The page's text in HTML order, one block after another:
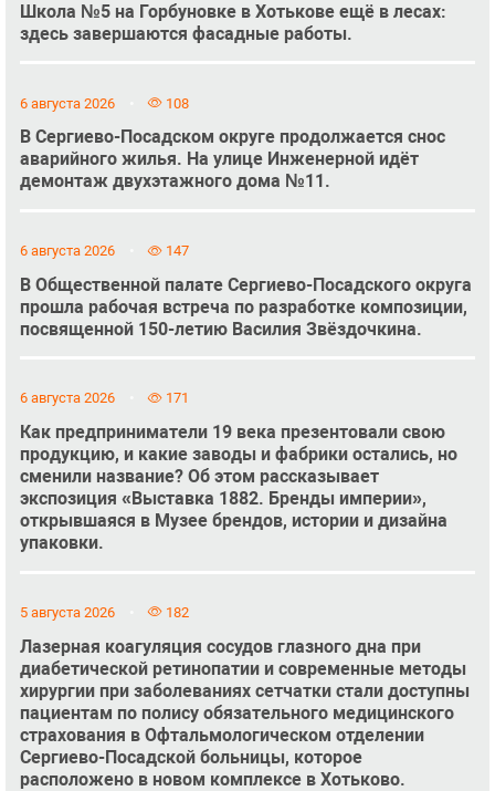
Школа №5 на Горбуновке в Хотькове ещё в лесах:
здесь завершаются фасадные работы.
6 августа 2026 108
В Сергиево-Посадском округе продолжается снос
аварийного жилья. На улице Инженерной идёт
демонтаж двухэтажного дома №11.
6 августа 2026 147
В Общественной палате Сергиево-Посадского округа
прошла рабочая встреча по разработке композиции,
посвященной 150-летию Василия Звёздочкина.
6 августа 2026 171
Как предприниматели 19 века презентовали свою
продукцию, и какие заводы и фабрики остались, но
сменили название? Об этом рассказывает
экспозиция «Выставка 1882. Бренды империи»,
открывшаяся в Музее брендов, истории и дизайна
упаковки.
5 августа 2026 182
Лазерная коагуляция сосудов глазного дна при
диабетической ретинопатии и современные методы
хирургии при заболеваниях сетчатки стали доступны
пациентам по полису обязательного медицинского
страхования в Офтальмологическом отделении
Сергиево-Посадской больницы, которое
расположено в новом комплексе в Хотьково.